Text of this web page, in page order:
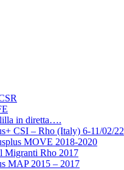
in diretta….
CSI – Rho (Italy) 6-11/02/22
MOVE 2018-2020
Migranti Rho 2017
MAP 2015 – 2017